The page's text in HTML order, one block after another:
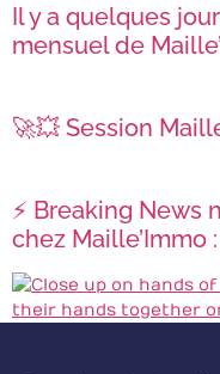
Il y a quelques
mensuel de
🚀💥 Session
⚡ Breaking News
chez Maille’Immo :